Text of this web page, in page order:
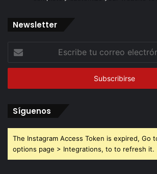
Newsletter
correo
Síguenos
The Instagram Access Token is expired, Go
options page > Integrations, to to refresh it.